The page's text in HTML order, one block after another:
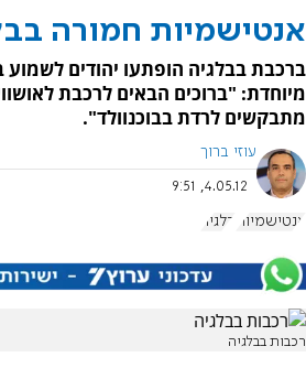
אנטישמיות חמורה
ברכבת בבלגיה הופתעו יהודים לשמוע
מיוחדת: "ברוכים הבאים לרכבת
מתבקשים לרדת בבוכנוולד".
עוזי ברוך
4.05.12, 9:51
אנטישמיות בלגיה
רכבות בבלגיה